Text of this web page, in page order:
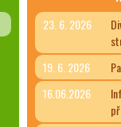
23. 6. 2026
19. 6. 2026
16.06.2026